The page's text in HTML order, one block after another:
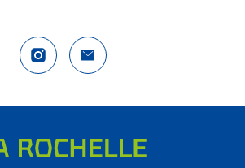
Compte Instagram La Rochelle
Nous contacter